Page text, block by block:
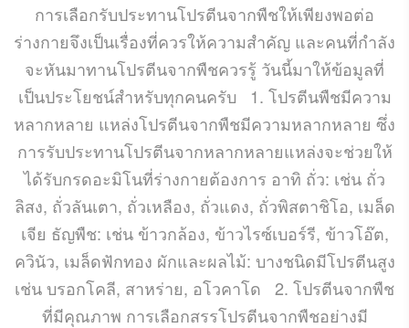
การเลือกรับประทานโปรตีนจากพืชให้เพียงพอต่อ
ร่างกายจึงเป็นเรื่องที่ควรให้ความสำคัญ และคนที่กำลัง
จะหันมาทานโปรตีนจากพืชควรรู้ วันนี้มาให้ข้อมูลที่
เป็นประโยชน์สำหรับทุกคนครับ 1. โปรตีนพืชมีความ
หลากหลาย แหล่งโปรตีนจากพืชมีความหลากหลาย ซึ่ง
การรับประทานโปรตีนจากหลากหลายแหล่งจะช่วยให้
ได้รับกรดอะมิโนที่ร่างกายต้องการ อาทิ ถั่ว: เช่น ถั่ว
ลิสง, ถั่วลันเตา, ถั่วเหลือง, ถั่วแดง, ถั่วพิสตาชิโอ, เมล็ด
เจีย ธัญพืช: เช่น ข้าวกล้อง, ข้าวไรซ์เบอร์รี, ข้าวโอ๊ต,
ควินัว, เมล็ดฟักทอง ผักและผลไม้: บางชนิดมีโปรตีนสูง
เช่น บรอกโคลี, สาหร่าย, อโวคาโด 2. โปรตีนจากพืช
ที่มีคุณภาพ การเลือกสรรโปรตีนจากพืชอย่างมี